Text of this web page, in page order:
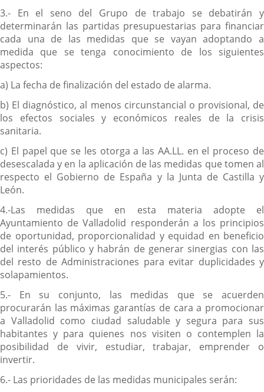
3.- En el seno del Grupo de trabajo se debatirán y
determinarán las partidas presupuestarias para financiar
cada una de las medidas que se vayan adoptando a
medida que se tenga conocimiento de los siguientes
aspectos:
a) La fecha de finalización del estado de alarma.
b) El diagnóstico, al menos circunstancial o provisional, de
los efectos sociales y económicos reales de la crisis
sanitaria.
c) El papel que se les otorga a las AA.LL. en el proceso de
desescalada y en la aplicación de las medidas que tomen al
respecto el Gobierno de España y la Junta de Castilla y
León.
4.-Las medidas que en esta materia adopte el
Ayuntamiento de Valladolid responderán a los principios
de oportunidad, proporcionalidad y equidad en beneficio
del interés público y habrán de generar sinergias con las
del resto de Administraciones para evitar duplicidades y
solapamientos.
5.- En su conjunto, las medidas que se acuerden
procurarán las máximas garantías de cara a promocionar
a Valladolid como ciudad saludable y segura para sus
habitantes y para quienes nos visiten o contemplen la
posibilidad de vivir, estudiar, trabajar, emprender o
invertir.
6.- Las prioridades de las medidas municipales serán: